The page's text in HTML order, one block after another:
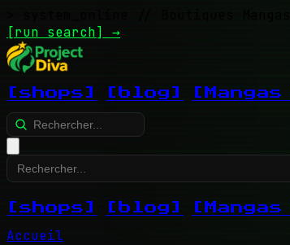
// Boutiques
[run search] →
[shops] [blog]
[shops] [blog]
Accueil